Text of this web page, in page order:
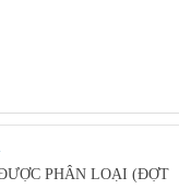
PHÂN LOẠI (ĐỢT